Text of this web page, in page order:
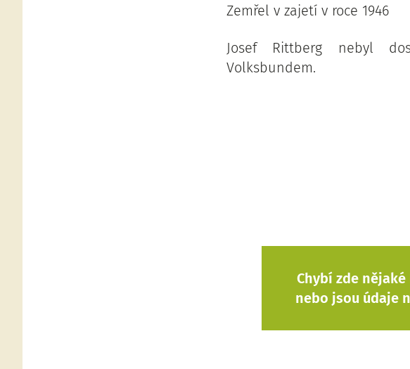
Zemřel v zajetí v roce 1946
Josef Rittberg nebyl
Volksbundem.
Chybí zde
nebo jsou údaje